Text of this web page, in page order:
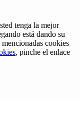
tenga la mejor
está dando su
cookies
, pinche el enlace